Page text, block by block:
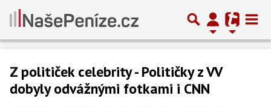
Z političek celebrity - Političky z VV
dobyly odvážnými fotkami i CNN